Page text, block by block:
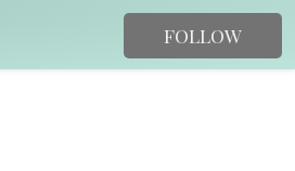
FOLLOW